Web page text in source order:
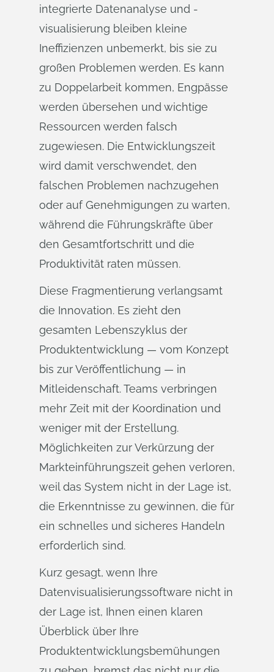
integrierte Datenanalyse und -
visualisierung bleiben kleine
Ineffizienzen unbemerkt, bis sie zu
großen Problemen werden. Es kann
zu Doppelarbeit kommen, Engpässe
werden übersehen und wichtige
Ressourcen werden falsch
zugewiesen. Die Entwicklungszeit
wird damit verschwendet, den
falschen Problemen nachzugehen
oder auf Genehmigungen zu warten,
während die Führungskräfte über
den Gesamtfortschritt und die
Produktivität raten müssen.
Diese Fragmentierung verlangsamt
die Innovation. Es zieht den
gesamten Lebenszyklus der
Produktentwicklung — vom Konzept
bis zur Veröffentlichung — in
Mitleidenschaft. Teams verbringen
mehr Zeit mit der Koordination und
weniger mit der Erstellung.
Möglichkeiten zur Verkürzung der
Markteinführungszeit gehen verloren,
weil das System nicht in der Lage ist,
die Erkenntnisse zu gewinnen, die für
ein schnelles und sicheres Handeln
erforderlich sind.
Kurz gesagt, wenn Ihre
Datenvisualisierungssoftware nicht in
der Lage ist, Ihnen einen klaren
Überblick über Ihre
Produktentwicklungsbemühungen